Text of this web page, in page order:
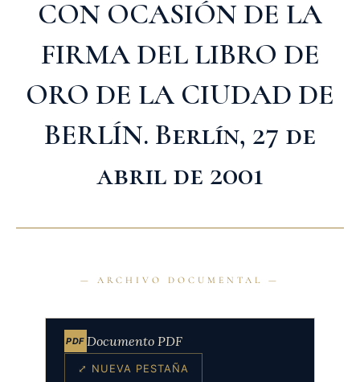
CON OCASIÓN DE LA
FIRMA DEL LIBRO DE
ORO DE LA CIUDAD DE
BERLÍN. Berlín, 27 de
abril de 2001
PDF Documento PDF
⤢ NUEVA PESTAÑA